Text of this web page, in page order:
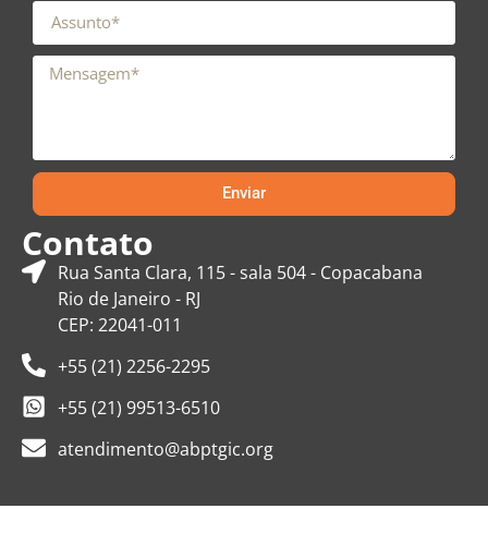
Enviar
Contato
Rua Santa Clara, 115 - sala 504 - Copacabana
Rio de Janeiro - RJ
CEP: 22041-011
+55 (21) 2256-2295
+55 (21) 99513-6510
atendimento@abptgic.org